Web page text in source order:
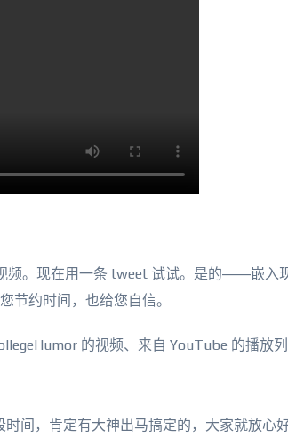
频。现在用一条 tweet 试试。是的——嵌入
节约时间，也给您自信。
的视频、来自 YouTube 的播放
间，肯定有大神出马搞定的，大家就放心